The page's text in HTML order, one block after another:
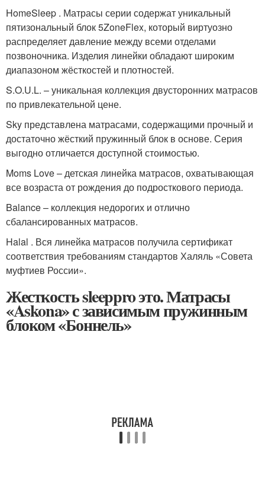
HomeSleep . Матрасы серии содержат уникальный
пятизональный блок 5ZoneFlex, который виртуозно
распределяет давление между всеми отделами
позвоночника. Изделия линейки обладают широким
диапазоном жёсткостей и плотностей.
S.O.U.L. – уникальная коллекция двусторонних матрасов
по привлекательной цене.
Sky представлена матрасами, содержащими прочный и
достаточно жёсткий пружинный блок в основе. Серия
выгодно отличается доступной стоимостью.
Moms Love – детская линейка матрасов, охватывающая
все возраста от рождения до подросткового периода.
Balance – коллекция недорогих и отлично
сбалансированных матрасов.
Halal . Вся линейка матрасов получила сертификат
соответствия требованиям стандартов Халяль «Совета
муфтиев России».
Жесткость sleeppro это. Матрасы
«Askona» с зависимым пружинным
блоком «Боннель»